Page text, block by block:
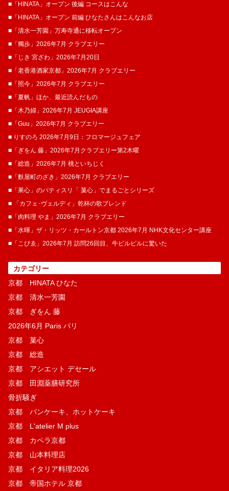
■「HINATA」オープン 後編 コースはこんな
■「HINATA」オープン 前編 ひなたさんはこんなお店
■「清水一芳園」万寿寺通に移転オープン
■「獨歩」2026年7月 クラブエリー
■「じき 宮ざわ」2026年7月20日
■「老香港酒家京都」2026年7月 クラブエリー
■「照今」2026年7月 クラブエリー
■「夏帆」ほか、最近読んだもの
■「木乃婦」2026年7月 JEUGIA講座
■「Guu」2026年7月 クラブエリー
■ りすのろ 2026年7月9日：フロマージュフェア
■「ぎをん 藤」2026年7月クラブエリー第2木曜
■「総造」2026年7月 桃といちじく
■「麩屋町のざき」2026年7月 クラブエリー
■「果心」のパティスリ「 菓​心」でまるごとシリーズ
■ 「カフェ･ヴェルディ」乾杯の歌ブレンド
■「肉料理 やま」2026年7月 クラブエリー
■「水暉」ザ・リッツ・カールトン京都 2026年7月 NHK文化センター講座
■「こぴゑ」2026年7月 訪問26回目、牛ピルピルに驚いた
カテゴリー
京都 HINATA ひなた
京都 清水一芳園
京都 ぎをん 藤
2026年6月 Paris パリ
京都 菓​心
京都 総造
京都 アシエット デセール
京都 田淵薬膳研究所
骨折騒ぎ
京都 パンケーキ、ホットケーキ
京都 L'atelier M plus
京都 カペラ京都
京都 山本料理店
京都 イタリア料理2026
京都 帝国ホテル 京都